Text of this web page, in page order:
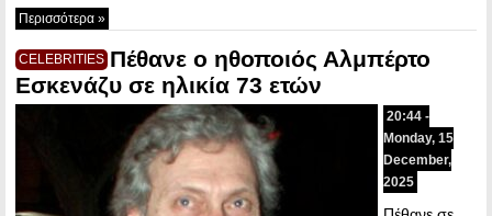
Περισσότερα »
CELEBRITIES Πέθανε ο ηθοποιός Αλμπέρτο
Εσκενάζυ σε ηλικία 73 ετών
20:44 -
Monday, 15
December,
2025